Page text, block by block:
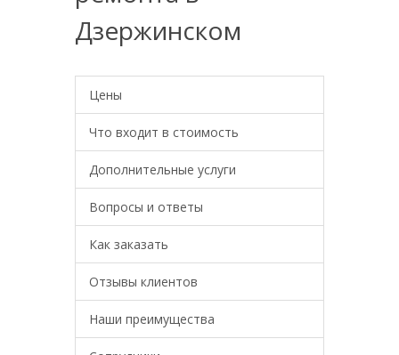
Дзержинском
Цены
Что входит в стоимость
Дополнительные услуги
Вопросы и ответы
Как заказать
Отзывы клиентов
Наши преимущества